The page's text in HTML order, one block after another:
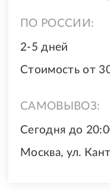
ПО РОССИИ:
2-5 дней
Стоимость от
САМОВЫВОЗ:
Сегодня до
Москва, ул.